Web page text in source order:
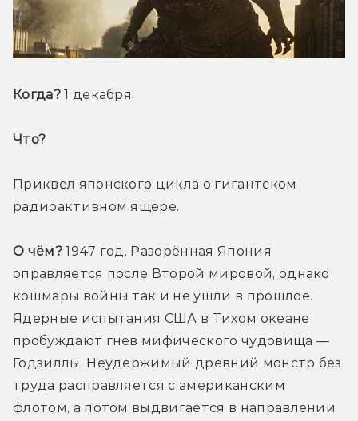
Когда? 1 декабря.
Что?
Приквел японского цикла о гигантском
радиоактивном ящере.
О чём? 1947 год. Разорённая Япония
оправляется после Второй мировой, однако
кошмары войны так и не ушли в прошлое.
Ядерные испытания США в Тихом океане
пробуждают гнев мифического чудовища —
Годзиллы. Неудержимый древний монстр без
труда расправляется с американским
флотом, а потом выдвигается в направлении